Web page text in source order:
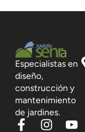
Especialistas en
diseño,
construcción y
mantenimiento
de jardines.